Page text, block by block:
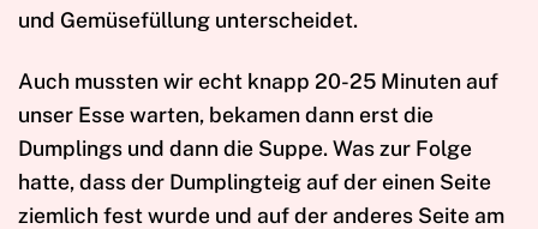
und Gemüsefüllung unterscheidet.
Auch mussten wir echt knapp 20-25 Minuten auf
unser Esse warten, bekamen dann erst die
Dumplings und dann die Suppe. Was zur Folge
hatte, dass der Dumplingteig auf der einen Seite
ziemlich fest wurde und auf der anderes Seite am